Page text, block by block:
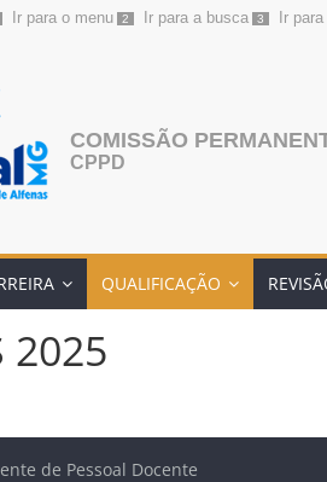
Ir para o menu 2 Ir para a busca 3 Ir
COMISSÃO
CPPD
QUALIFICAÇÃO
2025
de Pessoal Docente